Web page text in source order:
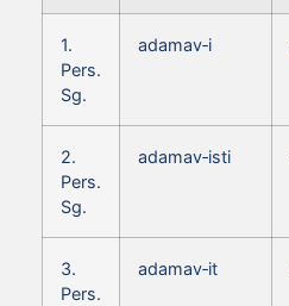
1.
Pers.
Sg.
adamav‑i
2.
Pers.
Sg.
adamav‑isti
3.
Pers.
adamav‑it